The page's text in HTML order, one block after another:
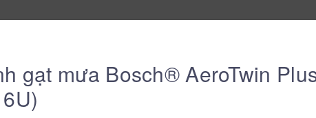
gạt mưa Bosch® AeroTwin